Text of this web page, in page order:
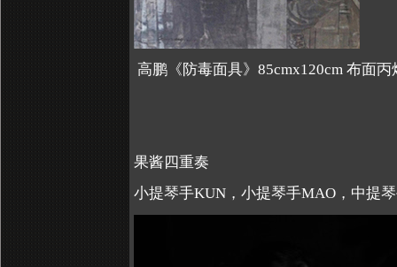
高鹏《防毒面具》85cmx120cm 布面丙
果酱四重奏
小提琴手KUN，小提琴手MAO，中提